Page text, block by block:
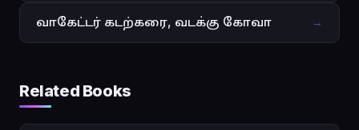
வாகேட்டர் கடற்கரை, வடக்கு கோவா →
Related Books